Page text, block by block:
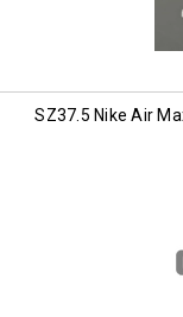
SZ37.5 Nike Air